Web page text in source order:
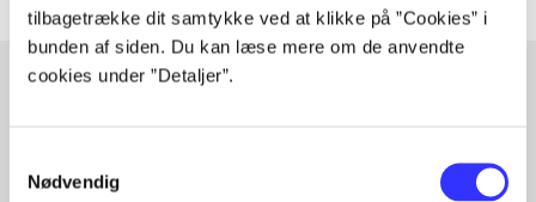
tilbagetrække dit samtykke ved at klikke på ”Cookies” i
bunden af siden. Du kan læse mere om de anvendte
cookies under ”Detaljer”.
Nødvendig
Fra